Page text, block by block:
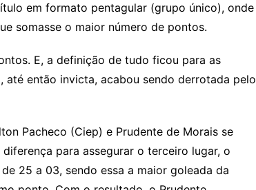
em formato pentagular (grupo único), onde
somasse o maior número de pontos.
E, a definição de tudo ficou para as
então invicta, acabou sendo derrotada pelo
Pacheco (Ciep) e Prudente de Morais se
para assegurar o terceiro lugar, o
25 a 03, sendo essa a maior goleada da